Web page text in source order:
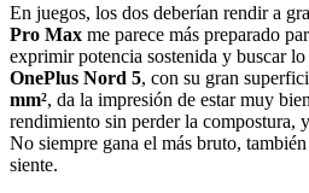
En juegos, los dos deberían rendir a
Pro Max me parece más preparado
exprimir potencia sostenida y buscar
OnePlus Nord 5, con su gran
mm², da la impresión de estar muy
rendimiento sin perder la compostura,
No siempre gana el más bruto,
siente.